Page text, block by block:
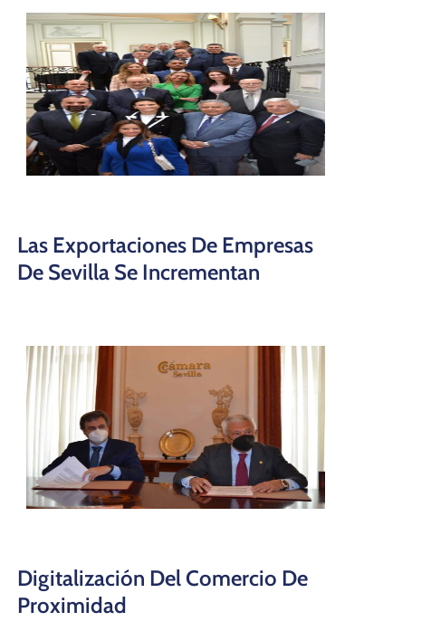
Las Exportaciones De Empresas
De Sevilla Se Incrementan
Digitalización Del Comercio De
Proximidad